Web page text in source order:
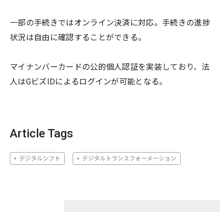
一部の手続きではオンライン決済に対応。手続きの進捗
状況は自由に確認することができる。
マイナンバーカードの公的個人認証を実装しており、法
人はGビズIDによるログインが可能となる。
Article Tags
デジタルシフト デジタルトランスフォーメーション